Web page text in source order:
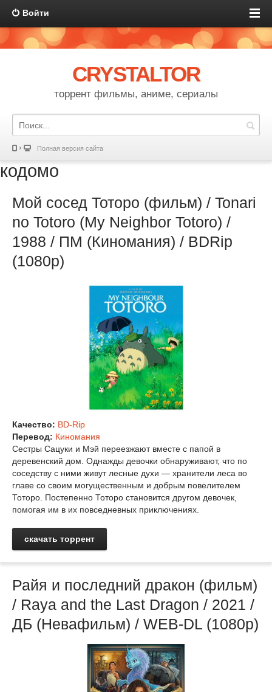
Войти
CRYSTALTOR
торрент фильмы, аниме, сериалы
Полная версия сайта
кодомо
Мой сосед Тоторо (фильм) / Tonari
no Totoro (My Neighbor Totoro) /
1988 / ПМ (Киномания) / BDRip
(1080p)
Качество: BD-Rip
Перевод: Киномания
Сестры Сацуки и Мэй переезжают вместе с папой в
деревенский дом. Однажды девочки обнаруживают, что по
соседству с ними живут лесные духи — хранители леса во
главе со своим могущественным и добрым повелителем
Тоторо. Постепенно Тоторо становится другом девочек,
помогая им в их повседневных приключениях.
скачать торрент
Райя и последний дракон (фильм)
/ Raya and the Last Dragon / 2021 /
ДБ (Невафильм) / WEB-DL (1080p)